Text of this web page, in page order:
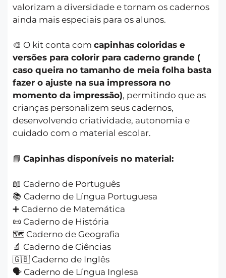
valorizam a diversidade e tornam os cadernos
ainda mais especiais para os alunos.
🎨 O kit conta com capinhas coloridas e
versões para colorir para caderno grande (
caso queira no tamanho de meia folha basta
fazer o ajuste na sua impressora no
momento da impressão), permitindo que as
crianças personalizem seus cadernos,
desenvolvendo criatividade, autonomia e
cuidado com o material escolar.
📘 Capinhas disponíveis no material:
📖 Caderno de Português
📚 Caderno de Língua Portuguesa
➕ Caderno de Matemática
📜 Caderno de História
🗺️ Caderno de Geografia
🔬 Caderno de Ciências
🇬🇧 Caderno de Inglês
🗣️ Caderno de Língua Inglesa